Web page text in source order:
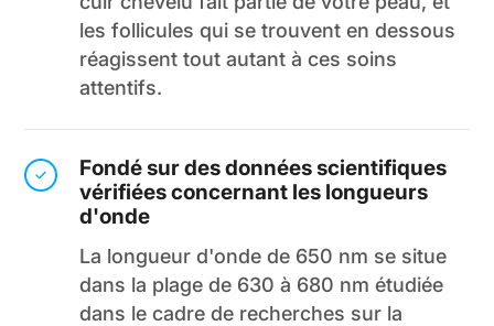
les follicules qui se trouvent en dessous
réagissent tout autant à ces soins
attentifs.
Fondé sur des données scientifiques
vérifiées concernant les longueurs
d'onde
La longueur d'onde de 650 nm se situe
dans la plage de 630 à 680 nm étudiée
dans le cadre de recherches sur la